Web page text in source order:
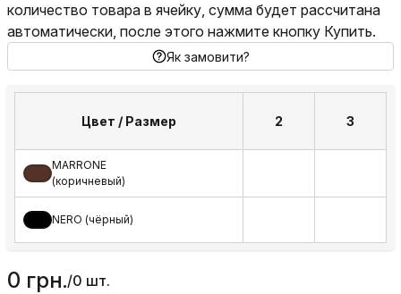
количество товара в ячейку, сумма будет рассчитана
автоматически, после этого нажмите кнопку Купить.
Як замовити?
Цвет / Размер 2 3
MARRONE
(коричневый)
NERO (чёрный)
0 грн./0 шт.